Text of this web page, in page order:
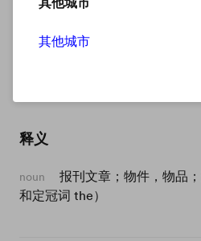
article
释义
noun
报刊文章；物件，物品
和定冠词 the）
其他城市